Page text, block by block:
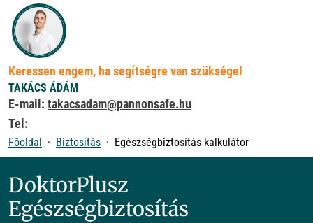
Keressen engem, ha segítségre van szüksége!
TAKÁCS ÁDÁM
E-mail: takacsadam@pannonsafe.hu
Tel:
Főoldal Biztosítás Egészségbiztosítás kalkulátor
DoktorPlusz
Egészségbiztosítás